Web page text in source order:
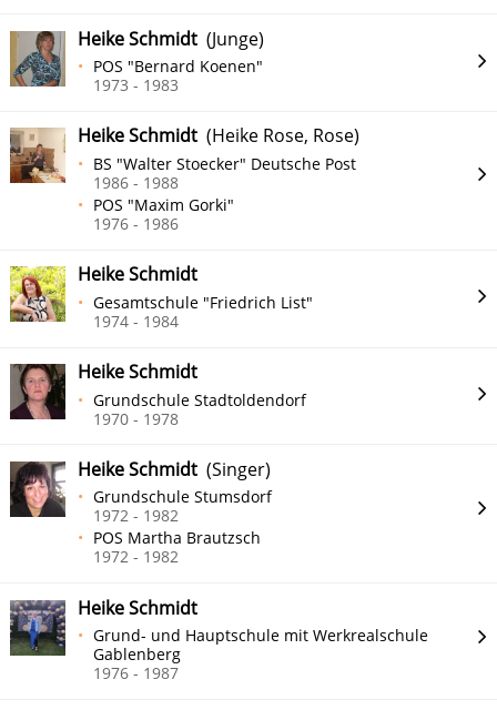
Heike Schmidt (Junge)
POS "Bernard Koenen"
1973 - 1983
Heike Schmidt (Heike Rose, Rose)
BS "Walter Stoecker" Deutsche Post
1986 - 1988
POS "Maxim Gorki"
1976 - 1986
Heike Schmidt
Gesamtschule "Friedrich List"
1974 - 1984
Heike Schmidt
Grundschule Stadtoldendorf
1970 - 1978
Heike Schmidt (Singer)
Grundschule Stumsdorf
1972 - 1982
POS Martha Brautzsch
1972 - 1982
Heike Schmidt
Grund- und Hauptschule mit Werkrealschule
Gablenberg
1976 - 1987